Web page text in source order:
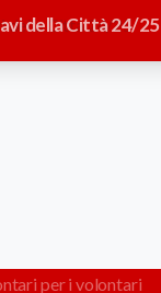
della Città 24/25